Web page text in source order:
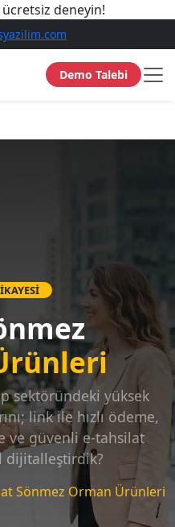
deneyin!
Demo Talebi
sektöründeki yüksek
link ile hızlı ödeme,
ve güvenli e-tahsilat
dijitalleştirdik?
Sönmez Orman Ürünleri